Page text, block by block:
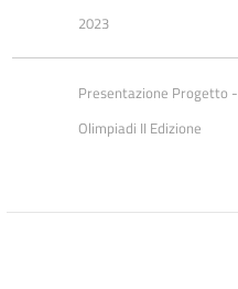
2023
Presentazione Progetto -
Olimpiadi II Edizione